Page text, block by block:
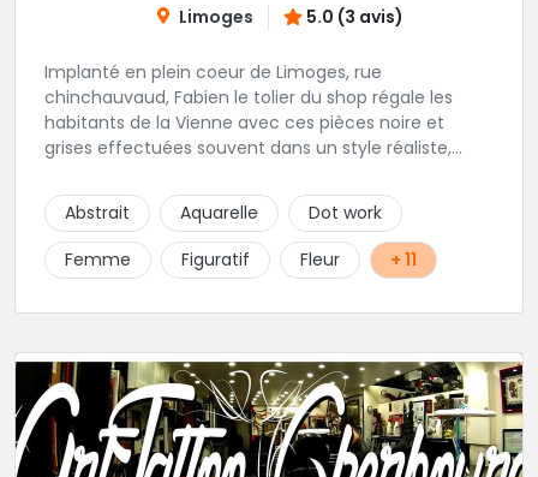
Limoges 5.0 (3 avis)
Implanté en plein coeur de Limoges, rue
chinchauvaud, Fabien le tolier du shop régale les
habitants de la Vienne avec ces pièces noire et
grises effectuées souvent dans un style réaliste,
pas cet excellent tatoueur. Le studio a été pensé
pour vous mettre à l'aise dés votre entrée, accueil,
décor, sourire et bien sur, une hygiène irréprochable.
Une très belle adresse dans cette belle ville de
Abstrait Aquarelle
Dot work
Femme
Figuratif Fleur + 11